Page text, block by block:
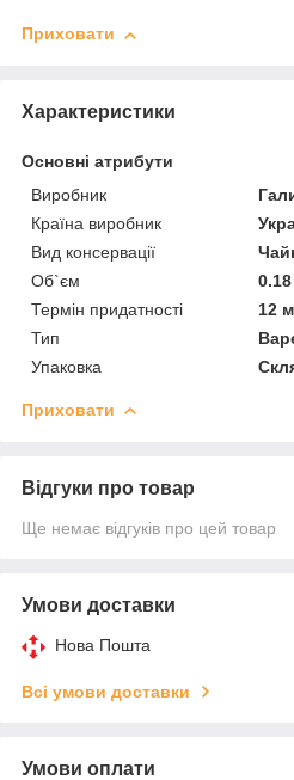
Приховати
Характеристики
Основні атрибути
Виробник
Країна виробник
Вид консервації
Об`єм
Термін придатності
12
Тип
Упаковка
Приховати
Відгуки про товар
Ще немає відгуків про цей товар
Умови доставки
Нова Пошта
Всі умови доставки
Умови оплати